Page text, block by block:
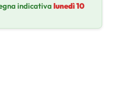
indicativa lunedì 10